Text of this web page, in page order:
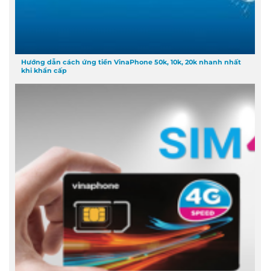
Hướng dẫn cách ứng tiền VinaPhone 50k, 10k, 20k nhanh nhất
khi khẩn cấp